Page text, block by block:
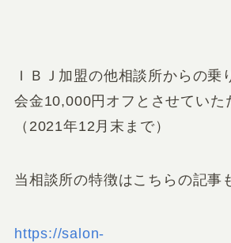
ＩＢＪ加盟の他相談所からの乗
会金10,000円オフとさせていた
（2021年12月末まで）
当相談所の特徴はこちらの記事
https://salon-